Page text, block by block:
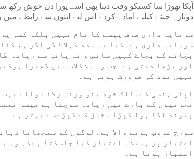
آپکا تھوڑا سا کسیکو وقت دینا بھی اسے پورا دن خوش
دوبارہ جینے کیلیے آمادہ کردے اس لیے اپنوں سے رابطے
سرمایہ داری صرف پیسے کا نام نہیں بلکہ کسی
سرمایہ داری ہے۔کیا یہ مدد کہلاۓ گی اگر ہم
بچانے کے بجاۓ کہیں سانس و تم پانی سے زیادہ
اور بڑھا دیتی ہے۔جب وہ مشکلات میں گھیرا
نہیں مدد کی ضرورت ہوتی ہے۔
اپنی ہنسی کےمالک خود بنو ورنہ رلانے والے
محرمیوں کے بارے میں زیادہ سوچنا ہے میسر
پیوند لگا ہوا کپڑا مخمل کے کپڑےسے بہتر ہے۔
اعتبار پر ہمیشہ اعتبار کیا جاسکتا ہےکہ وہ
اعتبار ہوتا ہے۔